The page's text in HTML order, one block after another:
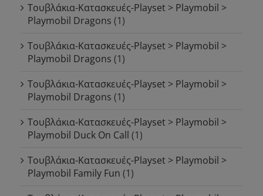
Τουβλάκια-Κατασκευές-Playset > Playmobil >
Playmobil Dragons (1)
Τουβλάκια-Κατασκευές-Playset > Playmobil >
Playmobil Dragons (1)
Τουβλάκια-Κατασκευές-Playset > Playmobil >
Playmobil Dragons (1)
Τουβλάκια-Κατασκευές-Playset > Playmobil >
Playmobil Duck On Call (1)
Τουβλάκια-Κατασκευές-Playset > Playmobil >
Playmobil Family Fun (1)